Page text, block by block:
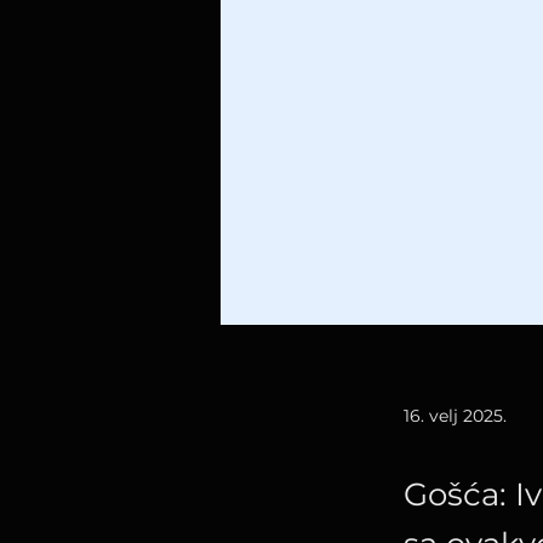
16. velj 2025.
Gošća: